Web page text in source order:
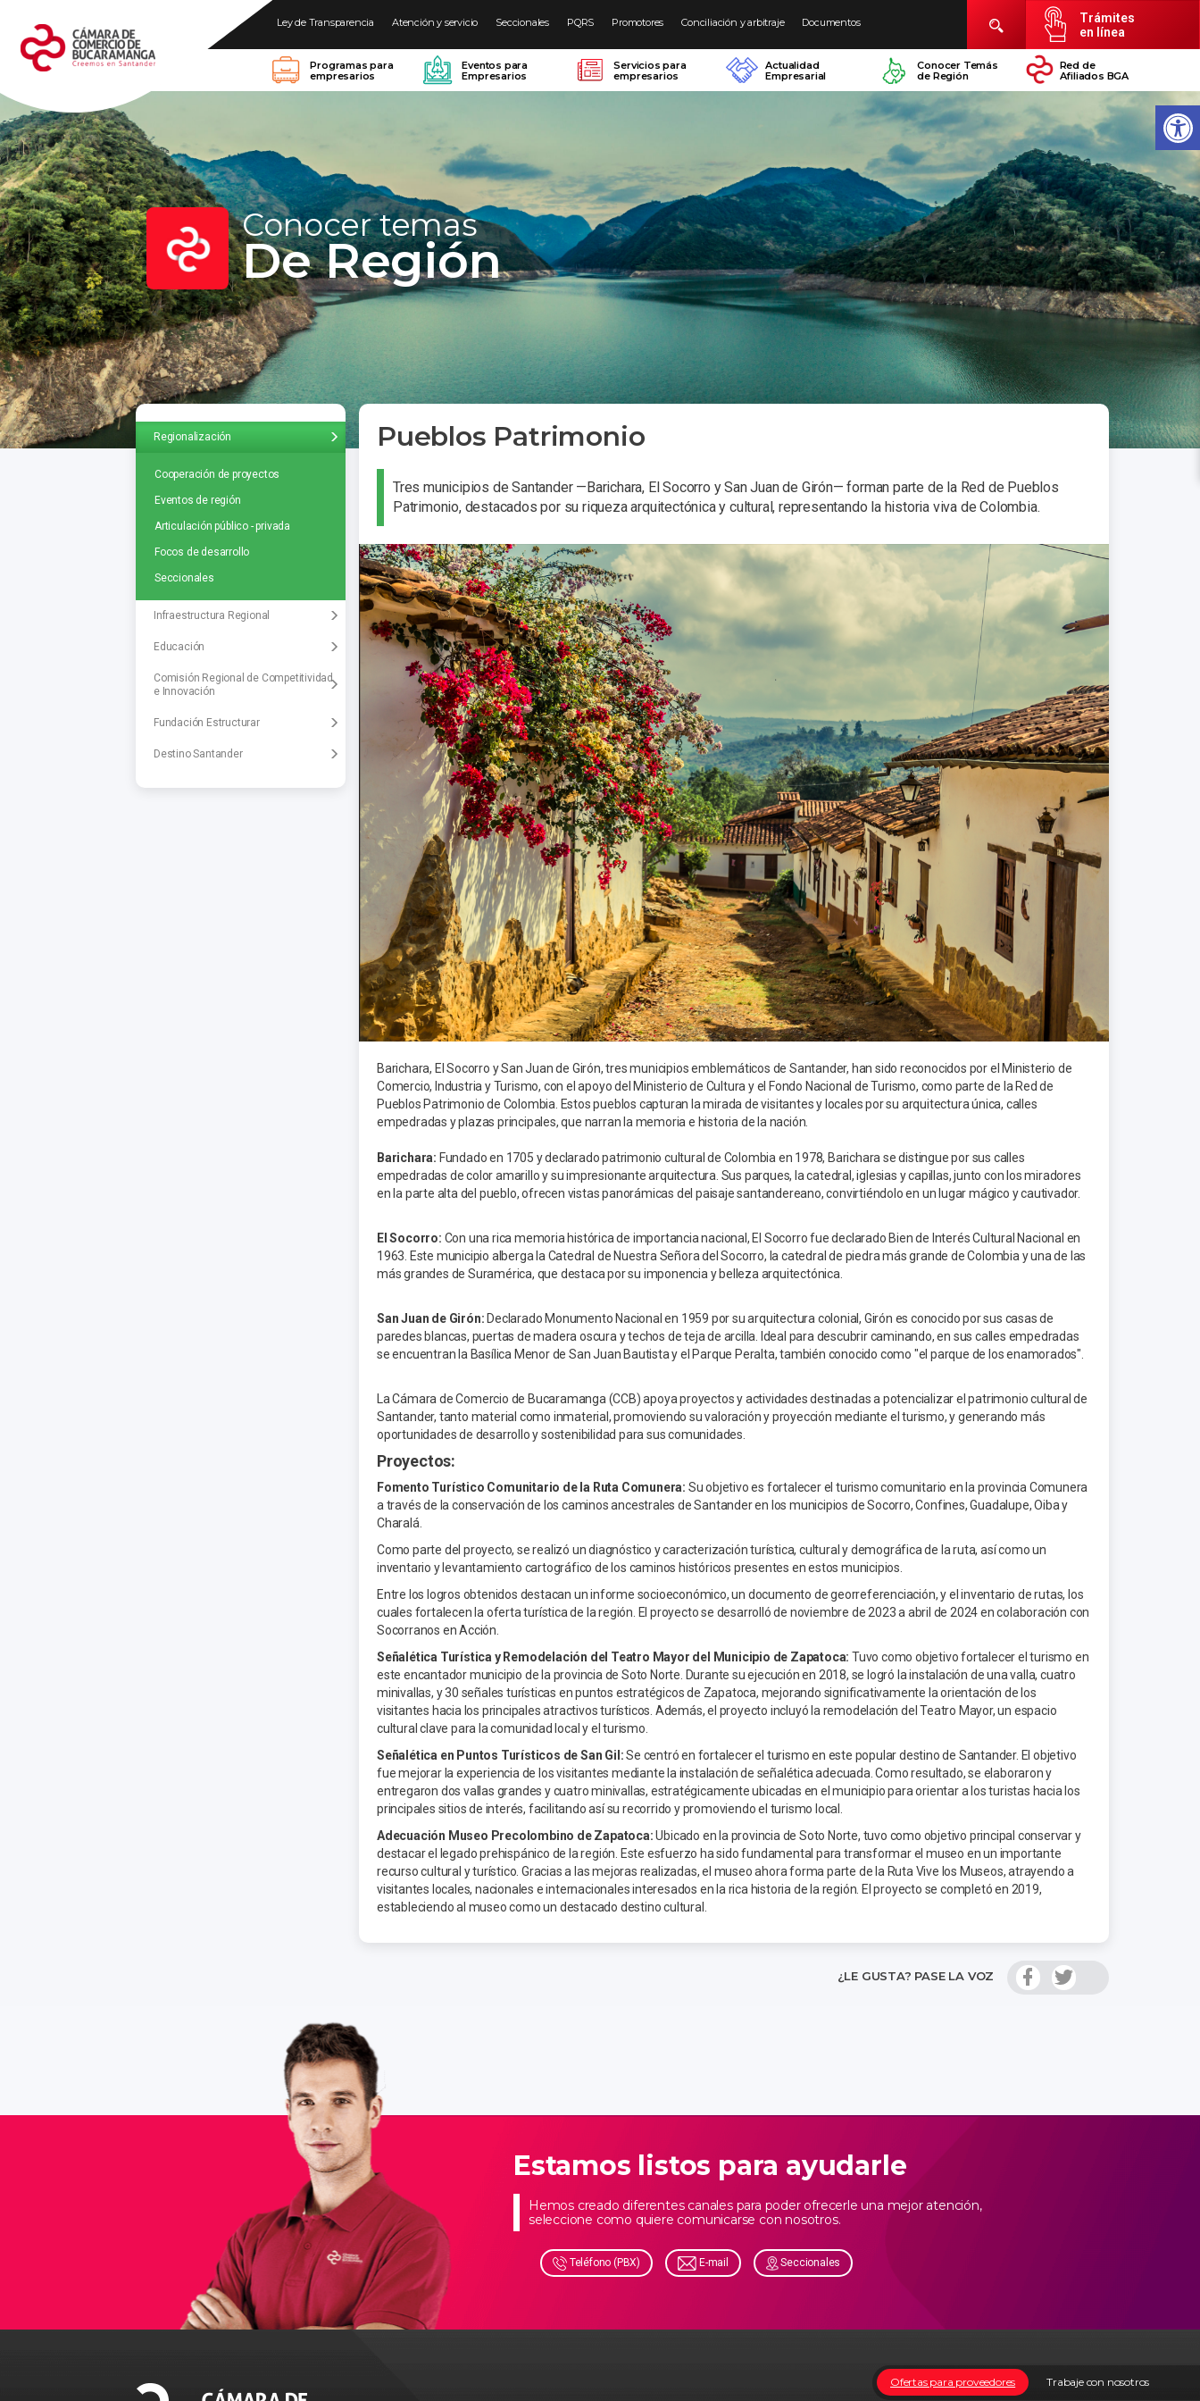
Ley de Transparencia Atención y servicio Seccionales PQRS Promotores Conciliación y arbitraje Documentos
Trámites
en línea
Programas para
empresarios
Eventos para
Empresarios
Servicios para
empresarios
Actualidad
Empresarial
Conocer Temás
de Región
Red de
Afiliados BGA
Conocer temas
De Región
Regionalización
Cooperación de proyectos
Eventos de región
Articulación público - privada
Focos de desarrollo
Seccionales
Infraestructura Regional
Educación
Comisión Regional de Competitividad
e Innovación
Fundación Estructurar
Destino Santander
Pueblos Patrimonio
Tres municipios de Santander —Barichara, El Socorro y San Juan de Girón— forman parte de la Red de Pueblos
Patrimonio, destacados por su riqueza arquitectónica y cultural, representando la historia viva de Colombia.
Barichara, El Socorro y San Juan de Girón, tres municipios emblemáticos de Santander, han sido reconocidos por el Ministerio de
Comercio, Industria y Turismo, con el apoyo del Ministerio de Cultura y el Fondo Nacional de Turismo, como parte de la Red de
Pueblos Patrimonio de Colombia. Estos pueblos capturan la mirada de visitantes y locales por su arquitectura única, calles
empedradas y plazas principales, que narran la memoria e historia de la nación.
Barichara: Fundado en 1705 y declarado patrimonio cultural de Colombia en 1978, Barichara se distingue por sus calles
empedradas de color amarillo y su impresionante arquitectura. Sus parques, la catedral, iglesias y capillas, junto con los miradores
en la parte alta del pueblo, ofrecen vistas panorámicas del paisaje santandereano, convirtiéndolo en un lugar mágico y cautivador.
El Socorro: Con una rica memoria histórica de importancia nacional, El Socorro fue declarado Bien de Interés Cultural Nacional en
1963. Este municipio alberga la Catedral de Nuestra Señora del Socorro, la catedral de piedra más grande de Colombia y una de las
más grandes de Suramérica, que destaca por su imponencia y belleza arquitectónica.
San Juan de Girón: Declarado Monumento Nacional en 1959 por su arquitectura colonial, Girón es conocido por sus casas de
paredes blancas, puertas de madera oscura y techos de teja de arcilla. Ideal para descubrir caminando, en sus calles empedradas
se encuentran la Basílica Menor de San Juan Bautista y el Parque Peralta, también conocido como "el parque de los enamorados".
La Cámara de Comercio de Bucaramanga (CCB) apoya proyectos y actividades destinadas a potencializar el patrimonio cultural de
Santander, tanto material como inmaterial, promoviendo su valoración y proyección mediante el turismo, y generando más
oportunidades de desarrollo y sostenibilidad para sus comunidades.
Proyectos:
Fomento Turístico Comunitario de la Ruta Comunera: Su objetivo es fortalecer el turismo comunitario en la provincia Comunera
a través de la conservación de los caminos ancestrales de Santander en los municipios de Socorro, Confines, Guadalupe, Oiba y
Charalá.
Como parte del proyecto, se realizó un diagnóstico y caracterización turística, cultural y demográfica de la ruta, así como un
inventario y levantamiento cartográfico de los caminos históricos presentes en estos municipios.
Entre los logros obtenidos destacan un informe socioeconómico, un documento de georreferenciación, y el inventario de rutas, los
cuales fortalecen la oferta turística de la región. El proyecto se desarrolló de noviembre de 2023 a abril de 2024 en colaboración con
Socorranos en Acción.
Señalética Turística y Remodelación del Teatro Mayor del Municipio de Zapatoca: Tuvo como objetivo fortalecer el turismo en
este encantador municipio de la provincia de Soto Norte. Durante su ejecución en 2018, se logró la instalación de una valla, cuatro
minivallas, y 30 señales turísticas en puntos estratégicos de Zapatoca, mejorando significativamente la orientación de los
visitantes hacia los principales atractivos turísticos. Además, el proyecto incluyó la remodelación del Teatro Mayor, un espacio
cultural clave para la comunidad local y el turismo.
Señalética en Puntos Turísticos de San Gil:Se centró en fortalecer el turismo en este popular destino de Santander. El objetivo
fue mejorar la experiencia de los visitantes mediante la instalación de señalética adecuada. Como resultado, se elaboraron y
entregaron dos vallas grandes y cuatro minivallas, estratégicamente ubicadas en el municipio para orientar a los turistas hacia los
principales sitios de interés, facilitando así su recorrido y promoviendo el turismo local.
Adecuación Museo Precolombino de Zapatoca:Ubicado en la provincia de Soto Norte, tuvo como objetivo principal conservar y
destacar el legado prehispánico de la región. Este esfuerzo ha sido fundamental para transformar el museo en un importante
recurso cultural y turístico. Gracias a las mejoras realizadas, el museo ahora forma parte de la Ruta Vive los Museos, atrayendo a
visitantes locales, nacionales e internacionales interesados en la rica historia de la región. El proyecto se completó en 2019,
estableciendo al museo como un destacado destino cultural.
¿LE GUSTA? PASE LA VOZ
Estamos listos para ayudarle
Hemos creado diferentes canales para poder ofrecerle una mejor atención,
seleccione como quiere comunicarse con nosotros.
Teléfono (PBX) E-mail Seccionales
Trabaje con nosotros
Ofertas para proveedores